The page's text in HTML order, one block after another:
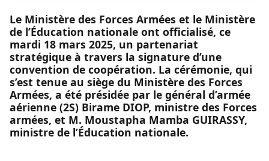
Le Ministère des Forces Armées et le Ministère
de l’Éducation nationale ont officialisé, ce
mardi 18 mars 2025, un partenariat
stratégique à travers la signature d’une
convention de coopération. La cérémonie, qui
s’est tenue au siège du Ministère des Forces
Armées, a été présidée par le général d’armée
aérienne (2S) Birame DIOP, ministre des Forces
armées, et M. Moustapha Mamba GUIRASSY,
ministre de l’Éducation nationale.